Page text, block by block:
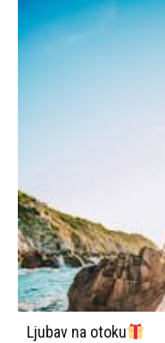
Ljubav na otoku